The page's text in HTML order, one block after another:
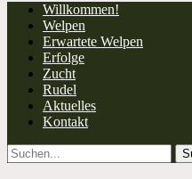
Primäres
Menü
Zum
Inhalt
springen
Willkommen!
Welpen
Erwartete Welpen
Erfolge
Zucht
Rudel
Aktuelles
Kontakt
Suchen
Suchen
nach: